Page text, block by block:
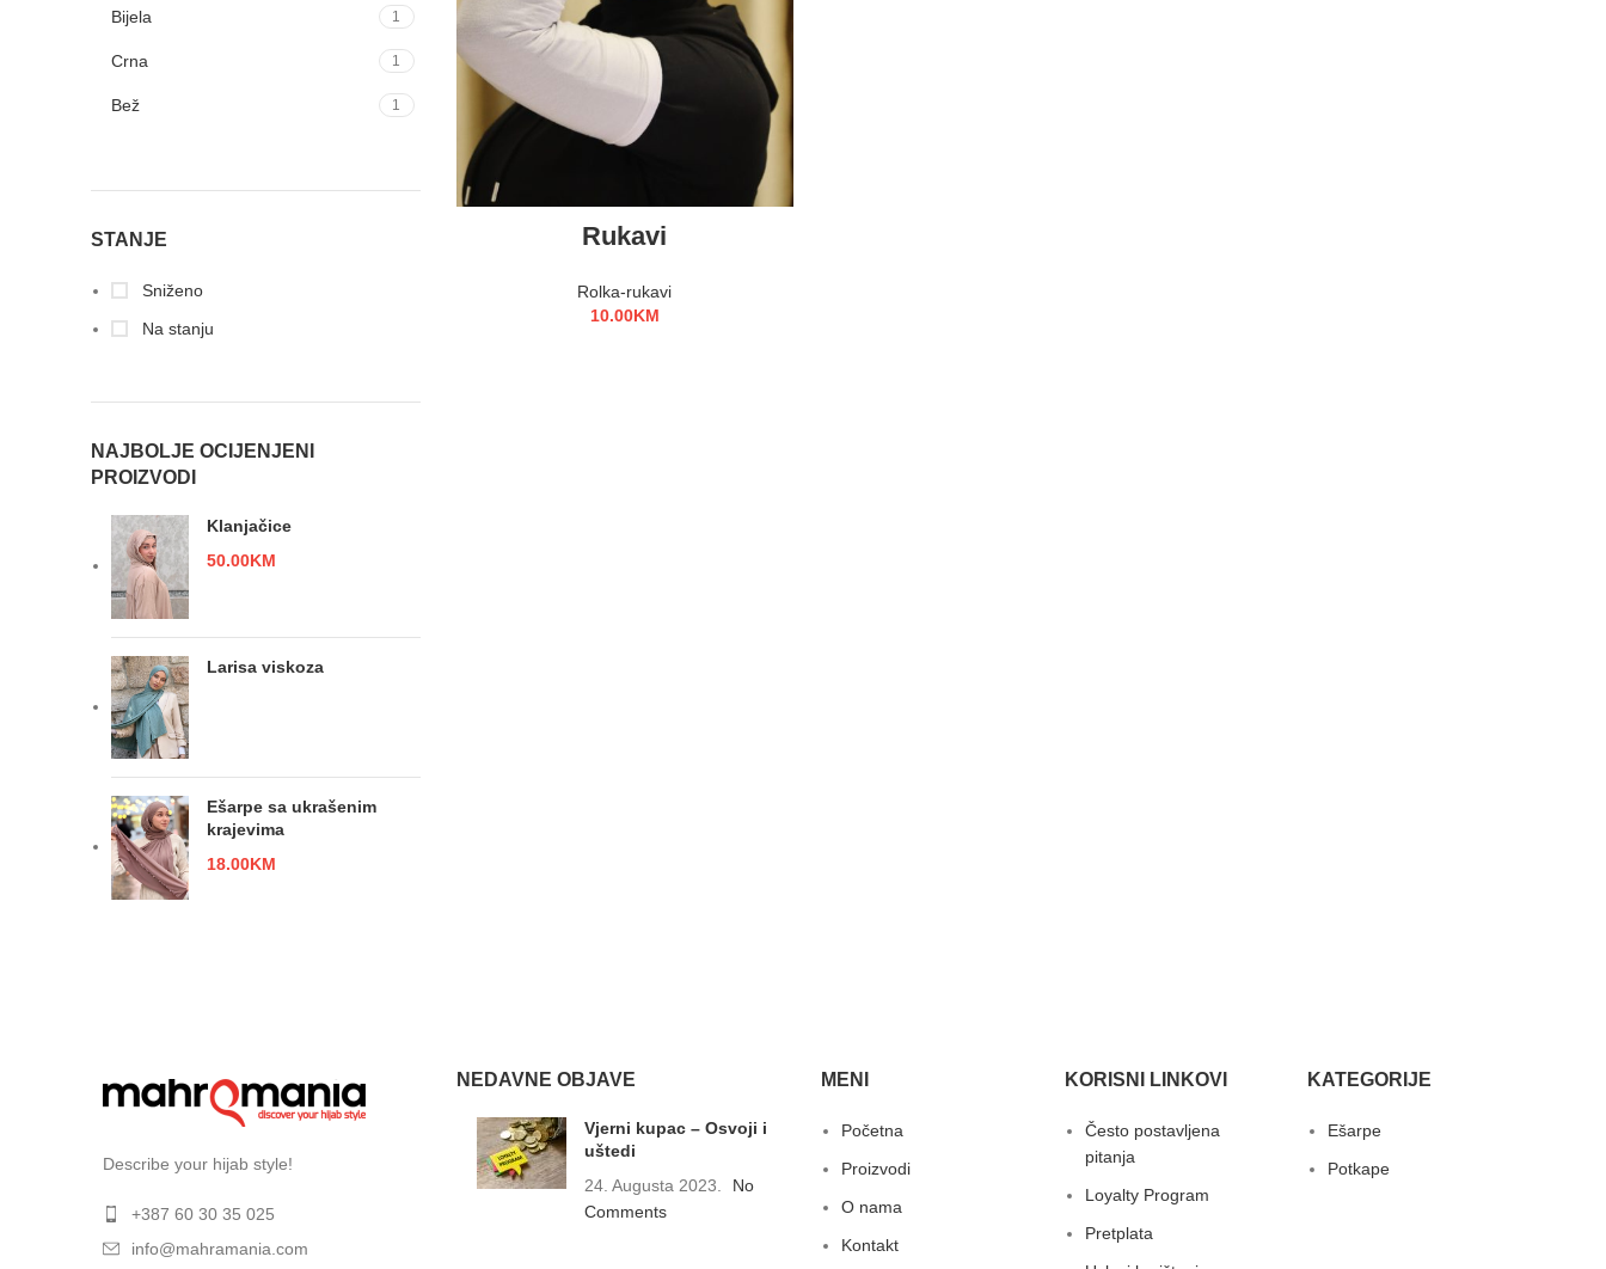
Bijela 1
Crna 1
Bež 1
STANJE
Sniženo
Na stanju
NAJBOLJE OCIJENJENI
PROIZVODI
Klanjačice
50.00KM
Larisa viskoza
Ešarpe sa ukrašenim
krajevima
18.00KM
Rukavi
Rolka-rukavi
10.00KM
Describe your hijab style!
+387 60 30 35 025
info@mahramania.com
NEDAVNE OBJAVE
Vjerni kupac – Osvoji i
uštedi
24. Augusta 2023.
No
Comments
MENI
Početna
Proizvodi
O nama
Kontakt
KORISNI LINKOVI
Često postavljena
pitanja
Loyalty Program
Pretplata
KATEGORIJE
Ešarpe
Potkape